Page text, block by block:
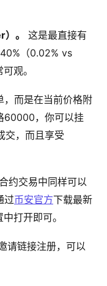
。
这是最直接有
（0.02% vs
观。
，而是在当前价格附
60000，你可以挂
交，而且享受
约交易中同样可以
过币安官方下载最新
打开即可。
请链接注册，可以